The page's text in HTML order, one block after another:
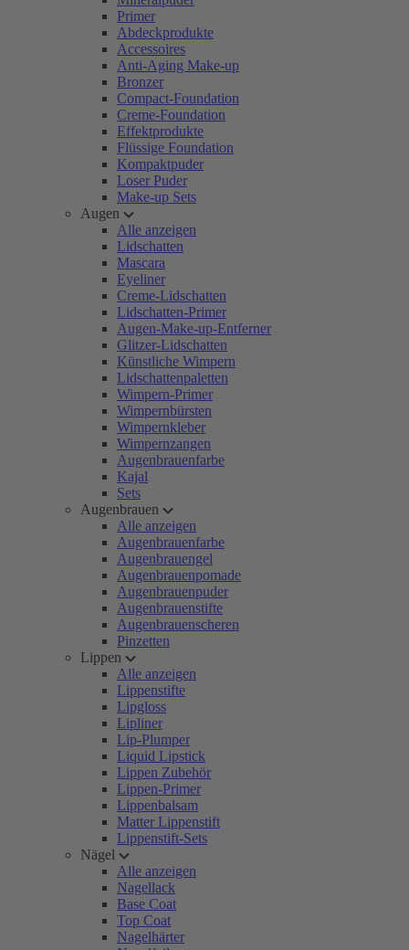
Primer
Abdeckprodukte
Accessoires
Anti-Aging Make-up
Bronzer
Compact-Foundation
Creme-Foundation
Effektprodukte
Flüssige Foundation
Kompaktpuder
Loser Puder
Make-up Sets
Augen
Alle anzeigen
Lidschatten
Mascara
Eyeliner
Creme-Lidschatten
Lidschatten-Primer
Augen-Make-up-Entferner
Glitzer-Lidschatten
Künstliche Wimpern
Lidschattenpaletten
Wimpern-Primer
Wimpernbürsten
Wimpernkleber
Wimpernzangen
Augenbrauenfarbe
Kajal
Sets
Augenbrauen
Alle anzeigen
Augenbrauenfarbe
Augenbrauengel
Augenbrauenpomade
Augenbrauenpuder
Augenbrauenstifte
Augenbrauenscheren
Pinzetten
Lippen
Alle anzeigen
Lippenstifte
Lipgloss
Lipliner
Lip-Plumper
Liquid Lipstick
Lippen Zubehör
Lippen-Primer
Lippenbalsam
Matter Lippenstift
Lippenstift-Sets
Nägel
Alle anzeigen
Nagellack
Base Coat
Top Coat
Nagelhärter